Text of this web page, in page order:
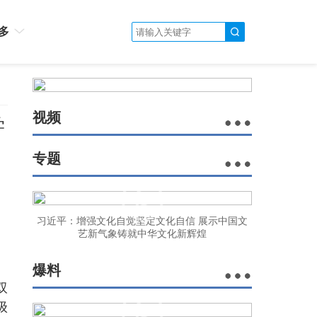
视频
专题
习近平：增强文化自觉坚定文化自信 展示中国文
艺新气象铸就中华文化新辉煌
爆料